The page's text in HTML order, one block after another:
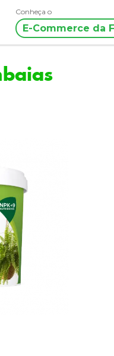
Conheça o
E-Commerce da